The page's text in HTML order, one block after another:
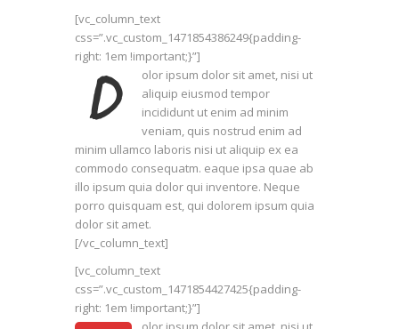
[vc_column_text
css=”.vc_custom_1471854386249{padding-
right: 1em !important;}”]
D
olor ipsum dolor sit amet, nisi ut
aliquip eiusmod tempor
incididunt ut enim ad minim
veniam, quis nostrud enim ad
minim ullamco laboris nisi ut aliquip ex ea
commodo consequatm. eaque ipsa quae ab
illo ipsum quia dolor qui inventore. Neque
porro quisquam est, qui dolorem ipsum quia
dolor sit amet.
[/vc_column_text]
[vc_column_text
css=”.vc_custom_1471854427425{padding-
right: 1em !important;}”]